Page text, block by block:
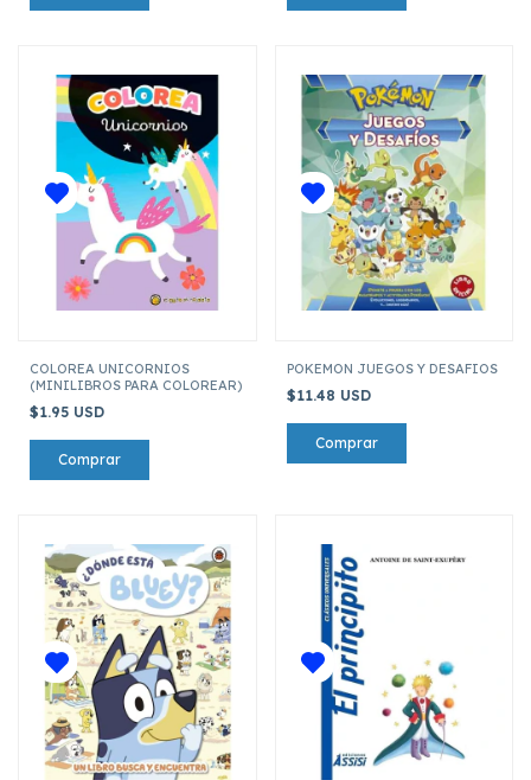
COLOREA UNICORNIOS
(MINILIBROS PARA COLOREAR)
$1.95 USD
POKEMON JUEGOS Y DESAFIOS
$11.48 USD